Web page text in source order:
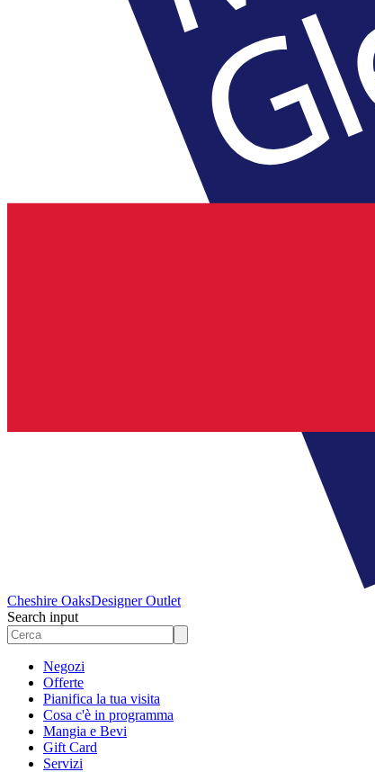
Cheshire OaksDesigner Outlet
Search input
Negozi
Offerte
Pianifica la tua visita
Cosa c'è in programma
Mangia e Bevi
Gift Card
Servizi